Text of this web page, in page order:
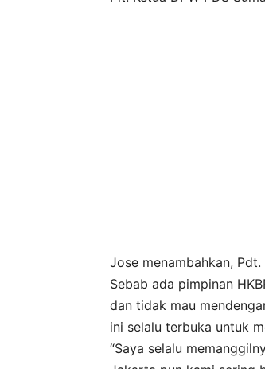
Jose menambahkan,
Sebab ada pimpinan
dan tidak mau
ini selalu terbuka untuk
“Saya selalu